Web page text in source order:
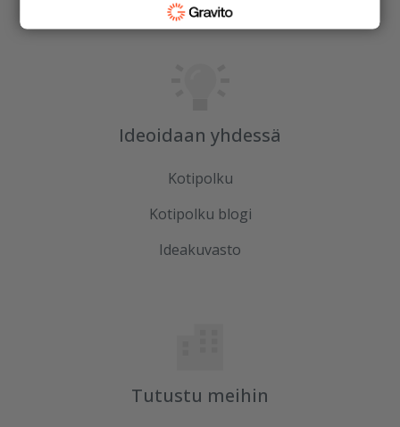
Ideoidaan yhdessä
Kotipolku
Kotipolku blogi
Ideakuvasto
Tutustu meihin